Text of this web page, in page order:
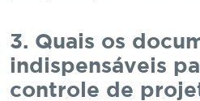
3. Quais os
indispensáveis
controle de